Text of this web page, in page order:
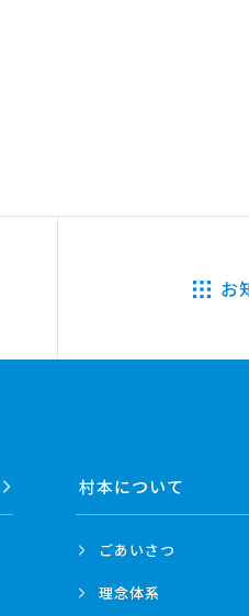
お
村本について
ごあいさつ
理念体系